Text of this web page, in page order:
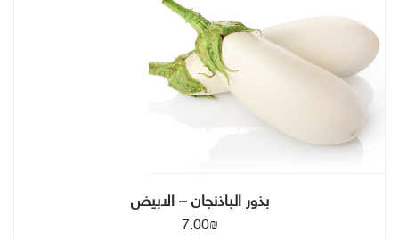
بذور الباذنجان – الابيض
7.00₪